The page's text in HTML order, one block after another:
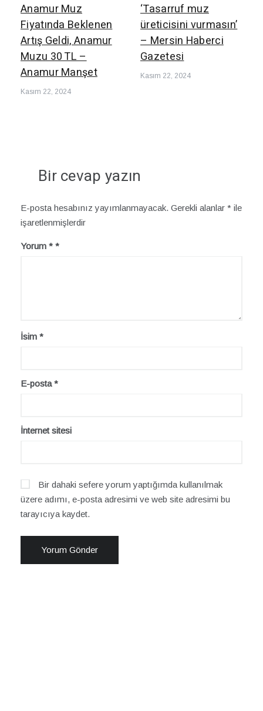
Anamur Muz
Fiyatında Beklenen
Artış Geldi, Anamur
Muzu 30 TL –
Anamur Manşet
Kasım 22, 2024
‘Tasarruf muz
üreticisini vurmasın’
– Mersin Haberci
Gazetesi
Kasım 22, 2024
Bir cevap yazın
E-posta hesabınız yayımlanmayacak. Gerekli alanlar * ile
işaretlenmişlerdir
Yorum *
İsim *
E-posta*
İnternet sitesi
Bir dahaki sefere yorum yaptığımda kullanılmak
üzere adımı, e-posta adresimi ve web site adresimi bu
tarayıcıya kaydet.